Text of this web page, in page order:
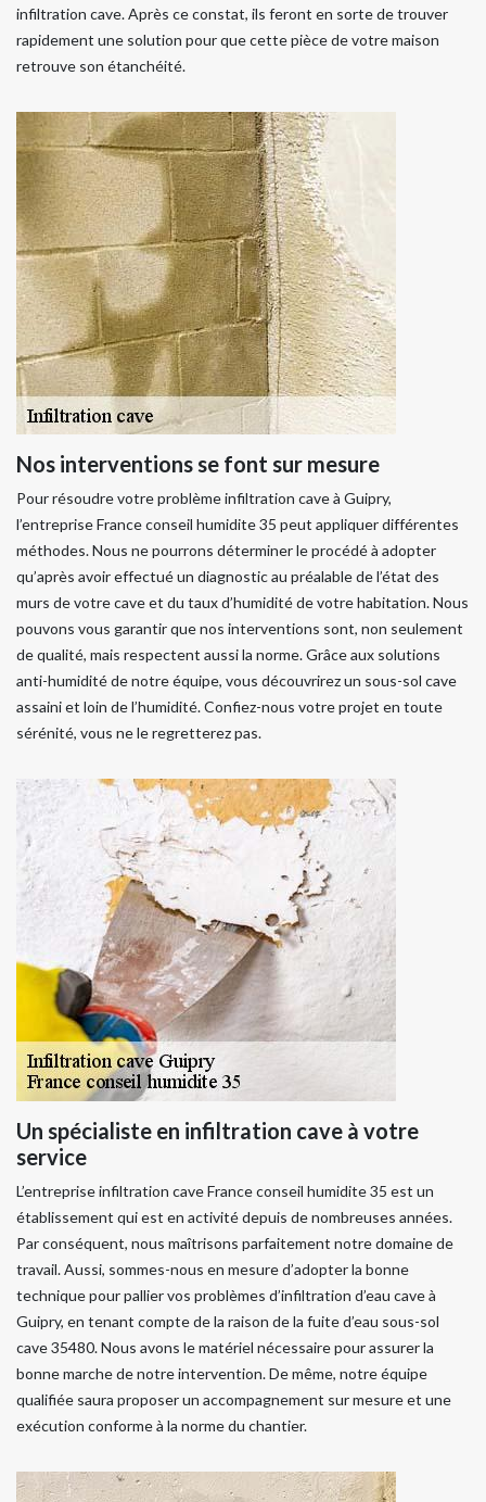
infiltration cave. Après ce constat, ils feront en sorte de trouver
rapidement une solution pour que cette pièce de votre maison
retrouve son étanchéité.
Nos interventions se font sur mesure
Pour résoudre votre problème infiltration cave à Guipry,
l’entreprise France conseil humidite 35 peut appliquer différentes
méthodes. Nous ne pourrons déterminer le procédé à adopter
qu’après avoir effectué un diagnostic au préalable de l’état des
murs de votre cave et du taux d’humidité de votre habitation. Nous
pouvons vous garantir que nos interventions sont, non seulement
de qualité, mais respectent aussi la norme. Grâce aux solutions
anti-humidité de notre équipe, vous découvrirez un sous-sol cave
assaini et loin de l’humidité. Confiez-nous votre projet en toute
sérénité, vous ne le regretterez pas.
Un spécialiste en infiltration cave à votre
service
L’entreprise infiltration cave France conseil humidite 35 est un
établissement qui est en activité depuis de nombreuses années.
Par conséquent, nous maîtrisons parfaitement notre domaine de
travail. Aussi, sommes-nous en mesure d’adopter la bonne
technique pour pallier vos problèmes d’infiltration d’eau cave à
Guipry, en tenant compte de la raison de la fuite d’eau sous-sol
cave 35480. Nous avons le matériel nécessaire pour assurer la
bonne marche de notre intervention. De même, notre équipe
qualifiée saura proposer un accompagnement sur mesure et une
exécution conforme à la norme du chantier.